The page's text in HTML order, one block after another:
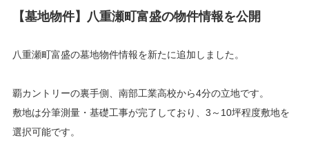
【墓地物件】八重瀬町富盛の物件情報を公開
八重瀬町富盛の墓地物件情報を新たに追加しました。
覇カントリーの裏手側、南部工業高校から4分の立地です。
敷地は分筆測量・基礎工事が完了しており、3～10坪程度敷地を
選択可能です。